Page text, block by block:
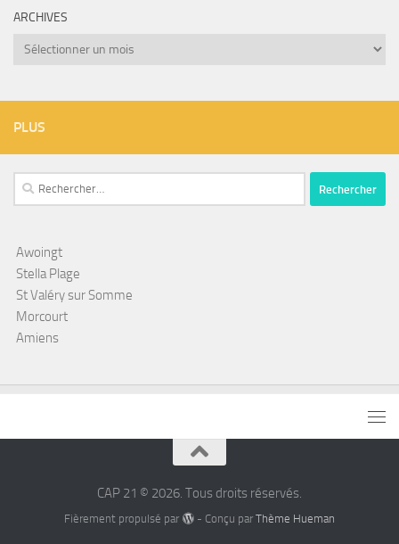
ARCHIVES
Archives
PLUS
Rechercher :
Awoingt
Stella Plage
St Valéry sur Somme
Morcourt
Amiens
CAP 21 © 2026. Tous droits réservés.
Fièrement propulsé par - Conçu par Thème Hueman